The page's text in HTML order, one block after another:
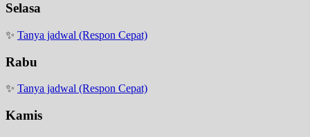
Selasa
✨ Tanya jadwal (Respon Cepat)
Rabu
✨ Tanya jadwal (Respon Cepat)
Kamis